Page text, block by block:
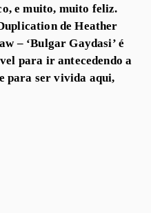
e muito, muito feliz.
de Heather
– ‘Bulgar Gaydasi’ é
para ir antecedendo a
para ser vivida aqui,